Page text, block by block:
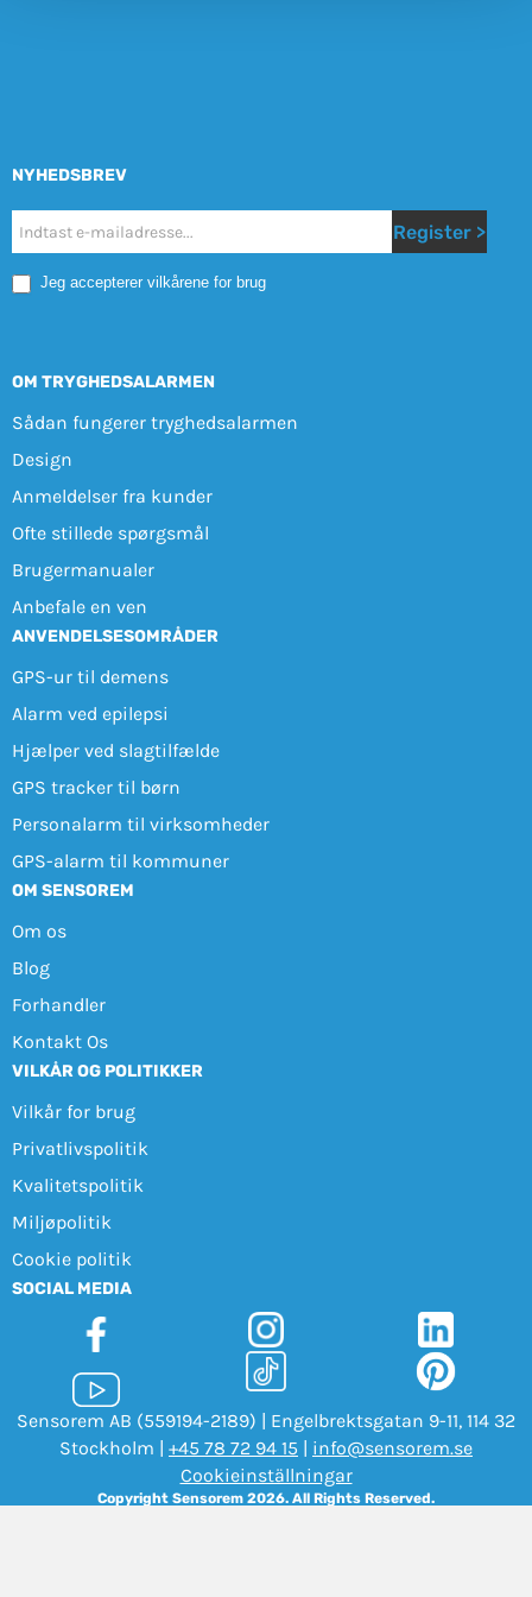
NYHEDSBREV
Nyhetsbrev
Mobile
Register >
Jeg accepterer vilkårene for brug
OM TRYGHEDSALARMEN
Sådan fungerer tryghedsalarmen
Design
Anmeldelser fra kunder
Ofte stillede spørgsmål
Brugermanualer
Anbefale en ven
ANVENDELSESOMRÅDER
GPS-ur til demens
Alarm ved epilepsi
Hjælper ved slagtilfælde
GPS tracker til børn
Personalarm til virksomheder
GPS-alarm til kommuner
OM SENSOREM
Om os
Blog
Forhandler
Kontakt Os
VILKÅR OG POLITIKKER
Vilkår for brug
Privatlivspolitik
Kvalitetspolitik
Miljøpolitik
Cookie politik
SOCIAL MEDIA
Sensorem AB (559194-2189) | Engelbrektsgatan 9-11, 114 32
Stockholm | +45 78 72 94 15
info@sensorem.se
Cookieinställningar
Copyright Sensorem 2026. All Rights Reserved.